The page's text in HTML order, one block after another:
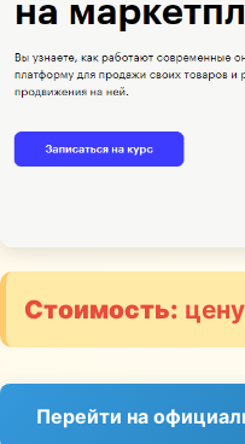
Стоимость:
Перейти на